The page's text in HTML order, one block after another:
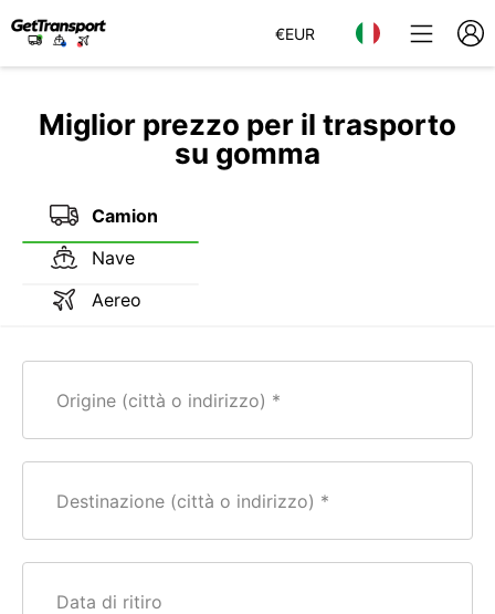
€EUR
Miglior prezzo per il trasporto
su gomma
Camion
Nave
Aereo
Origine (città o indirizzo)
Destinazione (città o indirizzo)
Data di ritiro